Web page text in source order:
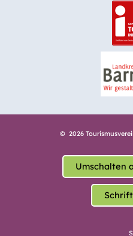
© 2026
Umschalten